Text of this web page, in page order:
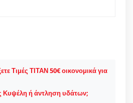
Τιμές ΤΙΤΑΝ 50€ οικονομικά για
ή άντληση υδάτων;